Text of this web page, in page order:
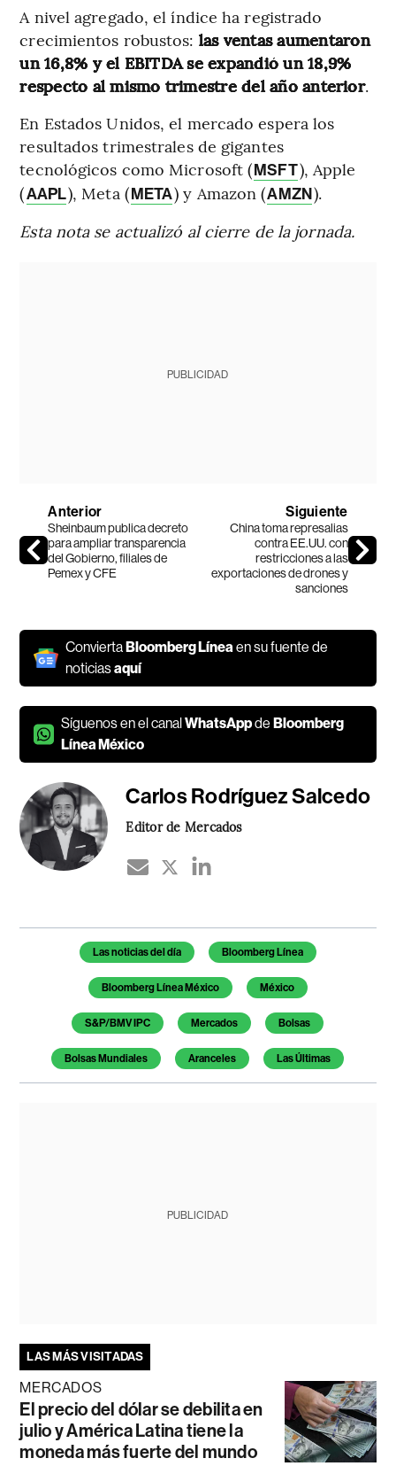
A nivel agregado, el índice ha registrado
crecimientos robustos: las ventas aumentaron
un 16,8% y el EBITDA se expandió un 18,9%
respecto al mismo trimestre del año anterior.
En Estados Unidos, el mercado espera los
resultados trimestrales de gigantes
tecnológicos como Microsoft (MSFT), Apple
(AAPL), Meta (META) y Amazon (AMZN).
Esta nota se actualizó al cierre de la jornada.
PUBLICIDAD
Anterior
Sheinbaum publica decreto
para ampliar transparencia
del Gobierno, filiales de
Pemex y CFE
Siguiente
China toma represalias
contra EE.UU. con
restricciones a las
exportaciones de drones y
sanciones
ConviertaBloomberg Líneaen su fuente de
noticiasaquí
Síguenos en el canalWhatsAppdeBloomberg
Línea México
Carlos Rodríguez Salcedo
Editor de Mercados
Temas de este artículo
Las noticias del día Bloomberg Línea
Bloomberg Línea México México
S&P/BMV IPC Mercados Bolsas
Bolsas Mundiales Aranceles Las Últimas
PUBLICIDAD
LAS MÁS VISITADAS
MERCADOS
El precio del dólar se debilita en
julio y América Latina tiene la
moneda más fuerte del mundo